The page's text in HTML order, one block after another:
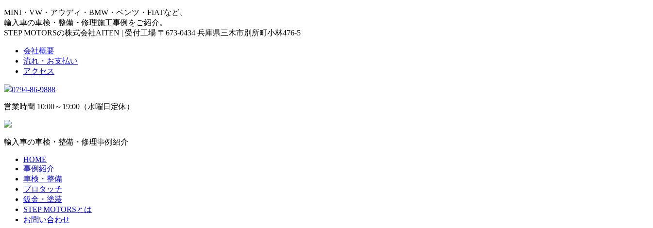
MINI・VW・アウディ・BMW・ベンツ・FIATなど、
輸入車の車検・整備・修理施工事例をご紹介。
STEP MOTORSの株式会社AITEN | 受付工場 〒673-0434 兵庫県三木市別所町小林476-5
会社概要
流れ・お支払い
アクセス
0794-86-9888
営業時間 10:00～19:00（水曜日定休）
輸入車の車検・整備・修理事例紹介
HOME
事例紹介
車検・整備
プロタッチ
鈑金・塗装
STEP MOTORSとは
お問い合わせ